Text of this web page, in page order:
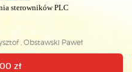
sterowników PLC
, Obstawski Paweł
zł